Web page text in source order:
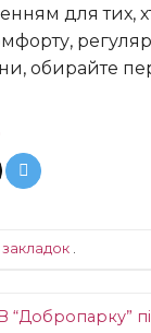
обирайте
“Добропарку”